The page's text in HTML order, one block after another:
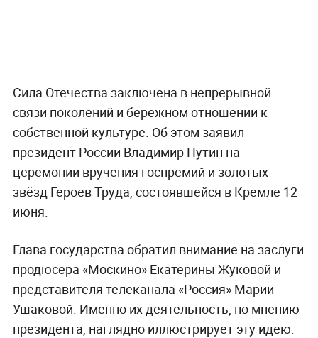
Сила Отечества заключена в непрерывной
связи поколений и бережном отношении к
собственной культуре. Об этом заявил
президент России Владимир Путин на
церемонии вручения госпремий и золотых
звёзд Героев Труда, состоявшейся в Кремле 12
июня.
Глава государства обратил внимание на заслуги
продюсера «Москино» Екатерины Жуковой и
представителя телеканала «Россия» Марии
Ушаковой. Именно их деятельность, по мнению
президента, наглядно иллюстрирует эту идею.